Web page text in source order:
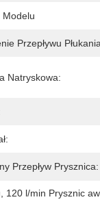
Modelu
Przepływu
Natryskowa:
Przepływ Prysznica:
120 l/min Prysznic